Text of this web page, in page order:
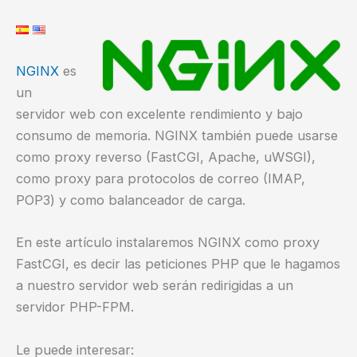
NGINX es
un
servidor web con excelente rendimiento y bajo
consumo de memoria. NGINX también puede usarse
como proxy reverso (FastCGI, Apache, uWSGI),
como proxy para protocolos de correo (IMAP,
POP3) y como balanceador de carga.
En este artículo instalaremos NGINX como proxy
FastCGI, es decir las peticiones PHP que le hagamos
a nuestro servidor web serán redirigidas a un
servidor PHP-FPM.
Le puede interesar: